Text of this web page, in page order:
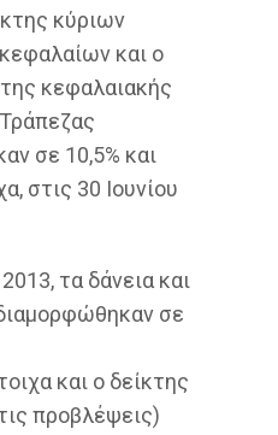
κύριων
και ο
κεφαλαιακής
σε 10,5% και
στις 30 Ιουνίου
τα δάνεια και
σε
και ο δείκτης
προβλέψεις)